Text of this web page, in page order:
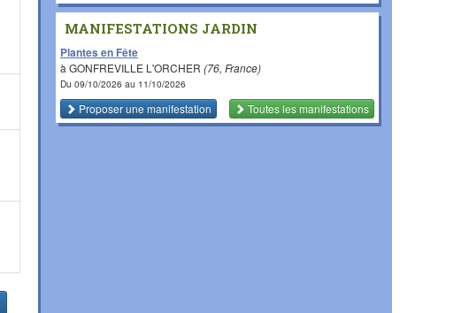
MANIFESTATIONS JARDIN
Plantes en Fête
à GONFREVILLE L'ORCHER (76, France)
Du 09/10/2026 au 11/10/2026
Proposer une manifestation Toutes les manifestations